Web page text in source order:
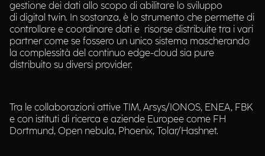
gestione dei dati allo scopo di abilitare lo sviluppo
di digital twin. In sostanza, è lo strumento che permette di
controllare e coordinare dati e risorse distribuite tra i vari
partner come se fossero un unico sistema mascherando
la complessità del continuo edge-cloud sia pure
distribuito su diversi provider.
Tra le collaborazioni attive TIM, Arsys/IONOS, ENEA, FBK
e con istituti di ricerca e aziende Europee come FH
Dortmund, Open nebula, Phoenix, Tolar/Hashnet.